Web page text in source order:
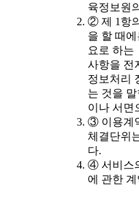
육정보원
② 제 1항
을 할 때
요로 하는
사항을 전
정보처리
는 것을
이나 서면
③ 이용계
체결단위
다.
④ 서비스
에 관한